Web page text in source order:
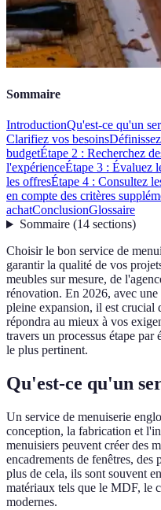
Sommaire
IntroductionQu'est-ce qu'un
Clarifiez vos besoins
budgetÉtape 2 : Recherchez
l'expérienceÉtape 3 : Évaluez
les offresÉtape 4 : Consultez
en compte des critères
achatConclusionGlossaire
Sommaire(14 sections)
Choisir le bon service de
garantir la qualité de vos
meubles sur mesure, de
rénovation. En 2026, avec
pleine expansion, il est crucial
répondra au mieux à vos
travers un processus étape
le plus pertinent.
Qu'est-ce qu'un
Un service de menuiserie
conception, la fabrication et
menuisiers peuvent créer des
encadrements de fenêtres, des
plus de cela, ils sont souvent
matériaux tels que le MDF, le
modernes.